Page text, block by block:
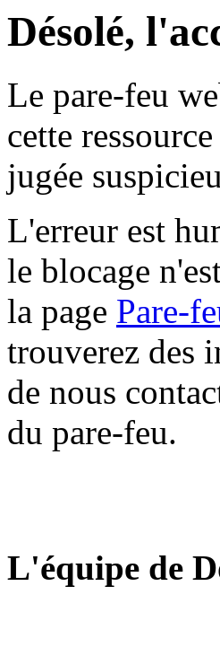
Désolé,
Le pare-feu
cette
jugée
L'erreur est
le blocage
la page Pare-
trouverez des
de nous
du pare-feu.
L'équipe de